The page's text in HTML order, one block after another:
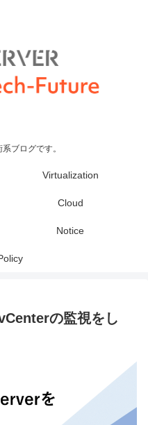
ブログです。
Virtualization
Cloud
Notice
の監視をし